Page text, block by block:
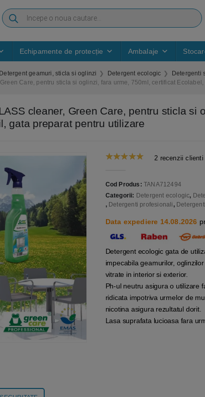
Echipamente de protecție Ambalaje
Detergent geamuri, sticla si oglinzi Detergent ecologic Detergenti
Care, pentru sticla si oglinzi, fara urme, 750ml, certificat
cleaner, Green Care, pentru sticla
gata preparat pentru utilizare
2 recenzii clienti
Cod Produs:TANA712494
Categorii: Detergent ecologic,
, Detergenti profesionali ,
Data expediere 14.08.2026
Detergent ecologic gata de
impecabila geamurilor,
vitrate in interior si exterior.
Ph-ul neutru asigura o utilizare
ridicata impotriva urmelor de
nicotina asigura rezultatul dorit.
Lasa suprafata lucioasa fara